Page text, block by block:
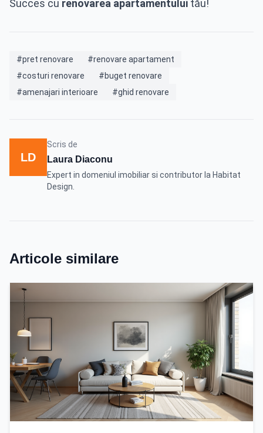
Succes cu renovarea apartamentului tău!
#pret renovare
#renovare apartament
#costuri renovare
#buget renovare
#amenajari interioare
#ghid renovare
LD
Scris de
Laura Diaconu
Expert in domeniul imobiliar si contributor la Habitat
Design.
Articole similare